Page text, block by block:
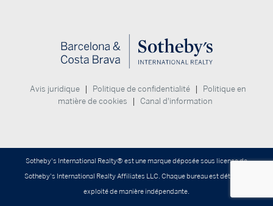
Avis juridique Politique de confidentialité
Politique en
matière de cookies
Canal d'information
Sotheby's International Realty® est une marque déposée sous licence de
Sotheby's International Realty Affiliates LLC. Chaque bureau est détenu et
exploité de manière indépendante.